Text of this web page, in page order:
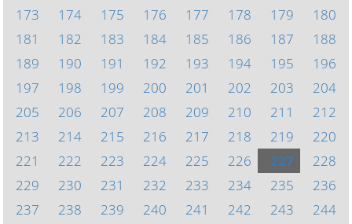
173
174 175 176 177 178 179
180
181
182 183 184 185 186 187
188
189
190 191 192 193 194 195
196
197
198 199 200 201 202 203
204
205
206 207 208 209 210 211
212
213
214 215 216 217 218 219
220
221
222 223 224 225 226 227
228
229
230 231 232 233 234 235
236
237
238 239 240 241 242 243
244